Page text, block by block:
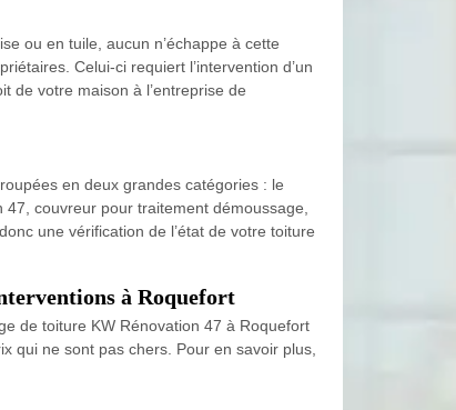
ou en tuile, aucun n’échappe à cette
Celui-ci requiert l’intervention d’un
de votre maison à l’entreprise de
en deux grandes catégories : le
couvreur pour traitement démoussage,
une vérification de l’état de votre toiture
à Roquefort
de toiture KW Rénovation 47 à Roquefort
qui ne sont pas chers. Pour en savoir plus,